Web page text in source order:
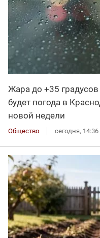
Жара до +35
будет погода в
новой недели
Общество сегодня, 14:36